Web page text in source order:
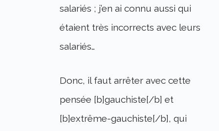
salariés ; j’en ai connu aussi qui
étaient très incorrects avec leurs
salariés…
Donc, il faut arrêter avec cette
pensée [b]gauchiste[/b] et
[b]extrême-gauchiste[/b], qui